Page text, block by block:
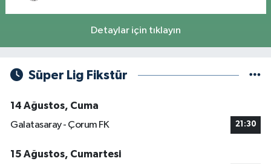
Detaylar için tıklayın
Süper Lig Fikstür
14 Ağustos, Cuma
Galatasaray - Çorum FK
21:30
15 Ağustos, Cumartesi